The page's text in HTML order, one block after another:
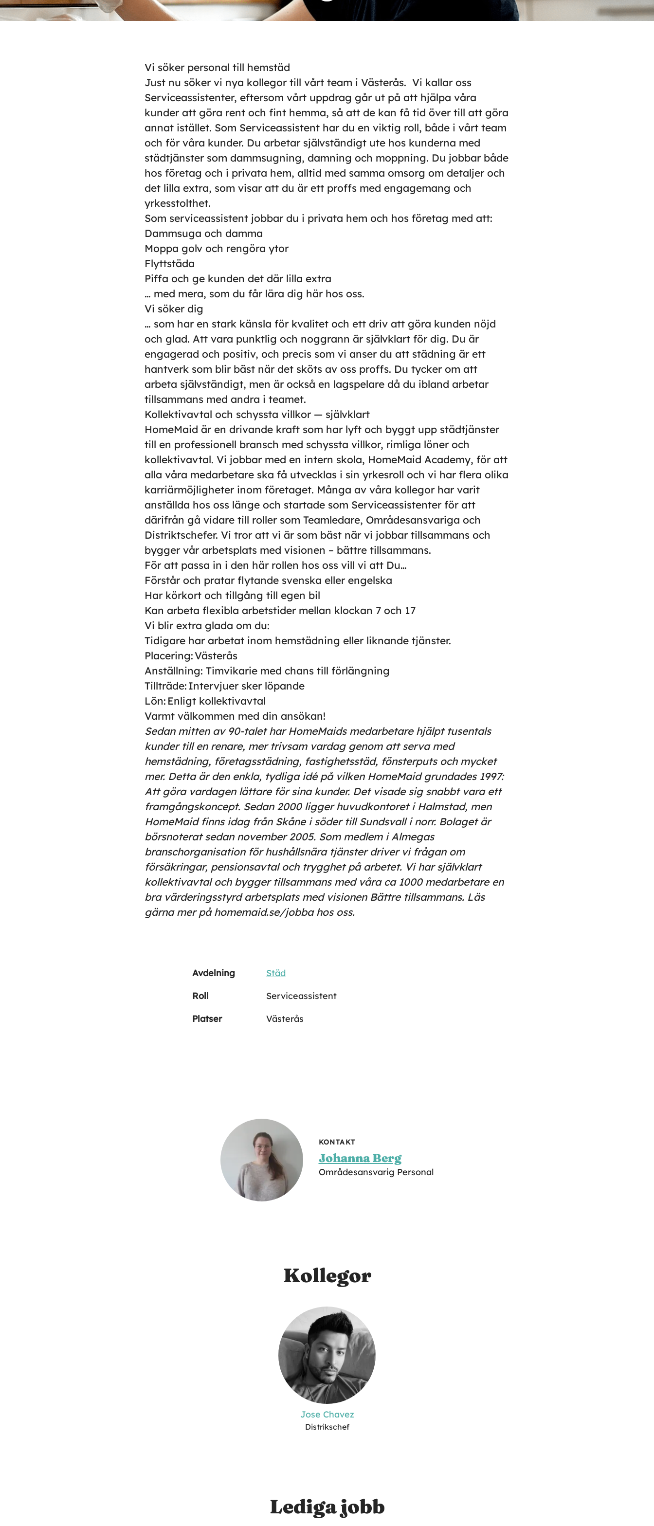
Vi söker personal till hemstäd
Just nu söker vi nya kollegor till vårt team i Västerås. Vi kallar oss
Serviceassistenter, eftersom vårt uppdrag går ut på att hjälpa våra
kunder att göra rent och fint hemma, så att de kan få tid över till att göra
annat istället. Som Serviceassistent har du en viktig roll, både i vårt team
och för våra kunder. Du arbetar självständigt ute hos kunderna med
städtjänster som dammsugning, damning och moppning. Du jobbar både
hos företag och i privata hem, alltid med samma omsorg om detaljer och
det lilla extra, som visar att du är ett proffs med engagemang och
yrkesstolthet.
Som serviceassistent jobbar du i privata hem och hos företag med att:
Dammsuga och damma
Moppa golv och rengöra ytor
Flyttstäda
Piffa och ge kunden det där lilla extra
… med mera, som du får lära dig här hos oss.
Vi söker dig
… som har en stark känsla för kvalitet och ett driv att göra kunden nöjd
och glad. Att vara punktlig och noggrann är självklart för dig. Du är
engagerad och positiv, och precis som vi anser du att städning är ett
hantverk som blir bäst när det sköts av oss proffs. Du tycker om att
arbeta självständigt, men är också en lagspelare då du ibland arbetar
tillsammans med andra i teamet.
Kollektivavtal och schyssta villkor — självklart
HomeMaid är en drivande kraft som har lyft och byggt upp städtjänster
till en professionell bransch med schyssta villkor, rimliga löner och
kollektivavtal. Vi jobbar med en intern skola, HomeMaid Academy, för att
alla våra medarbetare ska få utvecklas i sin yrkesroll och vi har flera olika
karriärmöjligheter inom företaget. Många av våra kollegor har varit
anställda hos oss länge och startade som Serviceassistenter för att
därifrån gå vidare till roller som Teamledare, Områdesansvariga och
Distriktschefer. Vi tror att vi är som bäst när vi jobbar tillsammans och
bygger vår arbetsplats med visionen – bättre tillsammans.
För att passa in i den här rollen hos oss vill vi att Du…
Förstår och pratar flytande svenska eller engelska
Har körkort och tillgång till egen bil
Kan arbeta flexibla arbetstider mellan klockan 7 och 17
Vi blir extra glada om du:
Tidigare har arbetat inom hemstädning eller liknande tjänster.
Placering:Västerås
Anställning: Timvikarie med chans till förlängning
Tillträde:Intervjuer sker löpande
Lön: Enligt kollektivavtal
Varmt välkommen med din ansökan!
Sedan mitten av 90-talet har HomeMaids medarbetare hjälpt tusentals
kunder till en renare, mer trivsam vardag genom att serva med
hemstädning, företagsstädning, fastighetsstäd, fönsterputs och mycket
mer. Detta är den enkla, tydliga idé på vilken HomeMaid grundades 1997:
Att göra vardagen lättare för sina kunder. Det visade sig snabbt vara ett
framgångskoncept. Sedan 2000 ligger huvudkontoret i Halmstad, men
HomeMaid finns idag från Skåne i söder till Sundsvall i norr. Bolaget är
börsnoterat sedan november 2005. Som medlem i Almegas
branschorganisation för hushållsnära tjänster driver vi frågan om
försäkringar, pensionsavtal och trygghet på arbetet. Vi har självklart
kollektivavtal och bygger tillsammans med våra ca 1000 medarbetare en
bra värderingsstyrd arbetsplats med visionen Bättre tillsammans. Läs
gärna mer på homemaid.se/jobba hos oss.
Avdelning Städ
Roll Serviceassistent
Platser Västerås
KONTAKT
Johanna Berg
Områdesansvarig Personal
Kollegor
Jose Chavez
Distrikschef
Lediga jobb